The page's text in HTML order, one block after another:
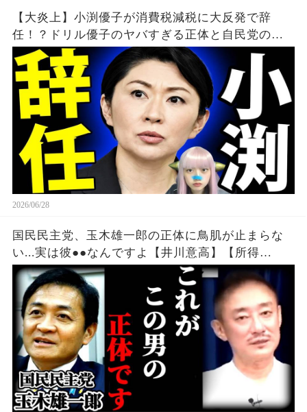
【大炎上】小渕優子が消費税減税に大反発で辞
任！？ドリル優子のヤバすぎる正体と自民党の闇
を暴露！
2026/06/28
国民民主党、玉木雄一郎の正体に鳥肌が止まらな
い...実は彼●●なんですよ【井川意高】【所得
税/103万の壁/醜い石破茂/見直したよ小泉進次郎】